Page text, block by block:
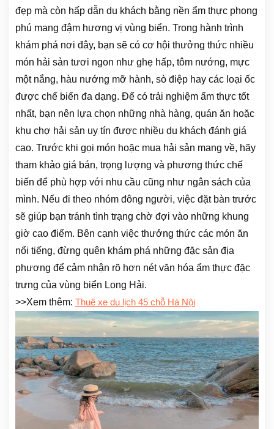
đẹp mà còn hấp dẫn du khách bằng nền ẩm thực phong
phú mang đậm hương vị vùng biển. Trong hành trình
khám phá nơi đây, bạn sẽ có cơ hội thưởng thức nhiều
món hải sản tươi ngon như ghẹ hấp, tôm nướng, mực
một nắng, hàu nướng mỡ hành, sò điệp hay các loại ốc
được chế biến đa dạng. Để có trải nghiệm ẩm thực tốt
nhất, bạn nên lựa chọn những nhà hàng, quán ăn hoặc
khu chợ hải sản uy tín được nhiều du khách đánh giá
cao. Trước khi gọi món hoặc mua hải sản mang về, hãy
tham khảo giá bán, trọng lượng và phương thức chế
biến để phù hợp với nhu cầu cũng như ngân sách của
mình. Nếu đi theo nhóm đông người, việc đặt bàn trước
sẽ giúp bạn tránh tình trạng chờ đợi vào những khung
giờ cao điểm. Bên cạnh việc thưởng thức các món ăn
nổi tiếng, đừng quên khám phá những đặc sản địa
phương để cảm nhận rõ hơn nét văn hóa ẩm thực đặc
trưng của vùng biển Long Hải.
>>Xem thêm: Thuê xe du lịch 45 chỗ Hà Nội